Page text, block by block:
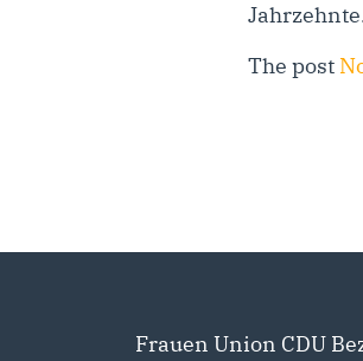
The post
Frauen Union CDU